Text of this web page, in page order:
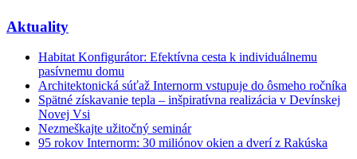
Aktuality
Habitat Konfigurátor: Efektívna cesta k individuálnemu
pasívnemu domu
Architektonická súťaž Internorm vstupuje do ôsmeho ročníka
Spätné získavanie tepla – inšpiratívna realizácia v Devínskej
Novej Vsi
Nezmeškajte užitočný seminár
95 rokov Internorm: 30 miliónov okien a dverí z Rakúska